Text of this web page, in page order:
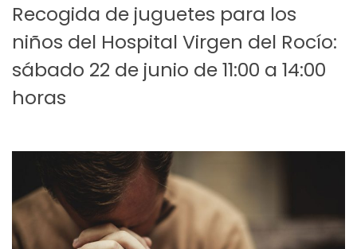
Recogida de juguetes para los
niños del Hospital Virgen del Rocío:
sábado 22 de junio de 11:00 a 14:00
horas